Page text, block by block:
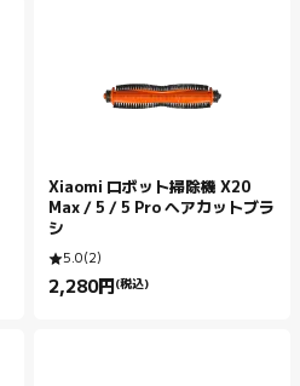
Xiaomi ロボット掃除機 X20
Max / 5 / 5 Pro ヘアカットブラ
シ
5.0(2)
2,280円 (税込)
Current Price 円2280.00